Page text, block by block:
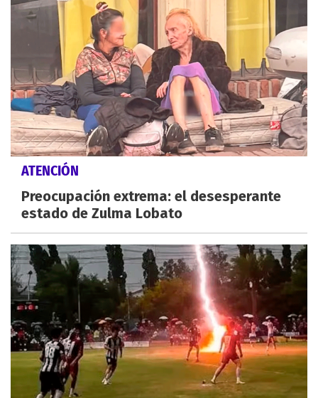
ATENCIÓN
Preocupación extrema: el desesperante
estado de Zulma Lobato